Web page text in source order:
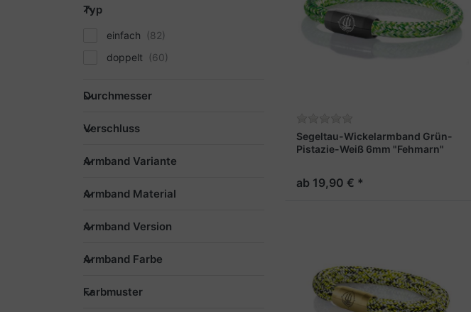
Typ
einfach
doppelt
Durchmesser
Verschluss
Armband Variante
Armband Material
Armband Version
Armband Farbe
Farbmuster
Segeltau-Wickelarmband Grün-
Pistazie-Weiß 6mm "Fehmarn"
ab 19,90 € *